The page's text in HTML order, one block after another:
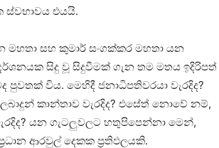
ස්වභාවය එයයි.
සහ කුමාර් සංගක්කර මහතා යන
සිදු වූ සිදුවීමක් ගැන තම මතය ඉදිරිපත්
විය. මෙහිදී ජනාධිපතිවරයා වැරදිද?
කාන්තාව වැරදිද? එසේත් නොවේ නම්,
යන ගැටලුවලට හතුපිපෙන්නා මෙන්,
ආරවුල් දෙකක ප්‍රතිඵලයකි.